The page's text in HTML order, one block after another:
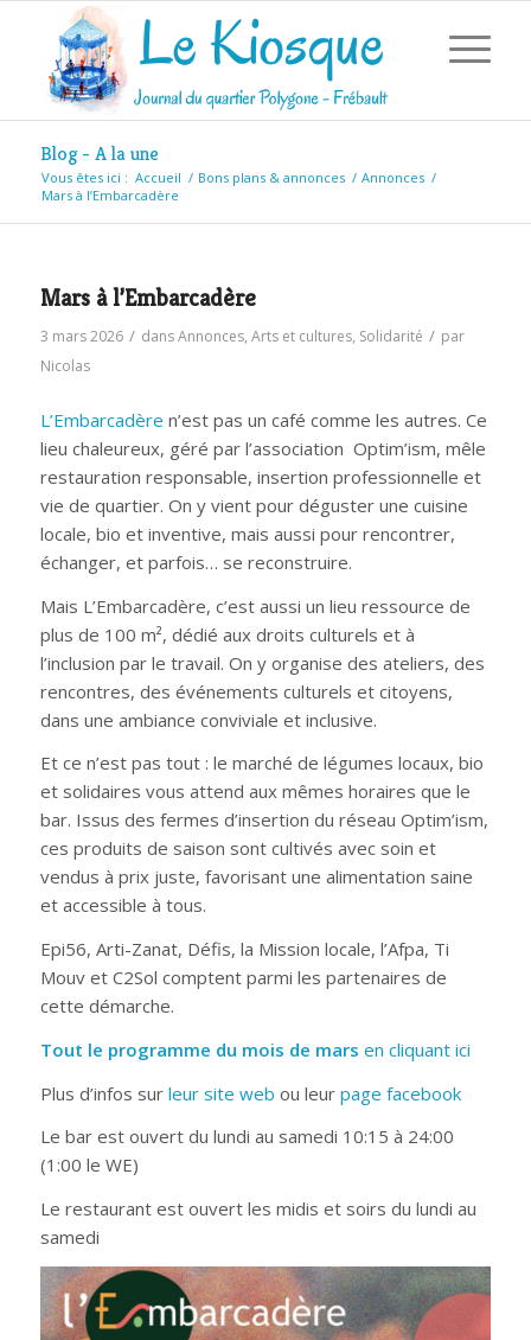
Blog - A la une
Vous êtes ici : Accueil / Bons plans & annonces / Annonces /
Mars à l’Embarcadère
Mars à l’Embarcadère
3 mars 2026 / dansAnnonces, Arts et cultures, Solidarité / par
Nicolas
L’Embarcadère n’est pas un café comme les autres. Ce
lieu chaleureux, géré par l’association Optim’ism, mêle
restauration responsable, insertion professionnelle et
vie de quartier. On y vient pour déguster une cuisine
locale, bio et inventive, mais aussi pour rencontrer,
échanger, et parfois… se reconstruire.
Mais L’Embarcadère, c’est aussi un lieu ressource de
plus de 100 m², dédié aux droits culturels et à
l’inclusion par le travail. On y organise des ateliers, des
rencontres, des événements culturels et citoyens,
dans une ambiance conviviale et inclusive.
Et ce n’est pas tout : le marché de légumes locaux, bio
et solidaires vous attend aux mêmes horaires que le
bar. Issus des fermes d’insertion du réseau Optim’ism,
ces produits de saison sont cultivés avec soin et
vendus à prix juste, favorisant une alimentation saine
et accessible à tous.
Epi56, Arti-Zanat, Défis, la Mission locale, l’Afpa, Ti
Mouv et C2Sol comptent parmi les partenaires de
cette démarche.
Tout le programme du mois de mars en cliquant ici
Plus d’infos sur leur site web ou leur page facebook
Le bar est ouvert du lundi au samedi 10:15 à 24:00
(1:00 le WE)
Le restaurant est ouvert les midis et soirs du lundi au
samedi